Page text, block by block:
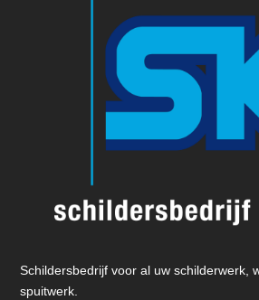
Schildersbedrijf voor al uw schilderwerk,
spuitwerk.